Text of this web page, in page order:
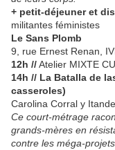
+ petit-déjeuner et
militantes féministes
Le Sans Plomb
9, rue Ernest Renan,
12h //Atelier MIXTE
14h // La Batalla de
casseroles)
Carolina Corral y
Ce court-métrage
grands-mères en
contre les méga-